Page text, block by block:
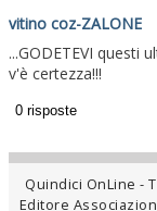
vitino coz-ZALONE
...GODETEVI questi
v'è certezza!!!
Quindici OnLine -
Editore